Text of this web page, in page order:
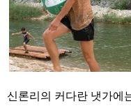
신론리의 커다란 냇가에